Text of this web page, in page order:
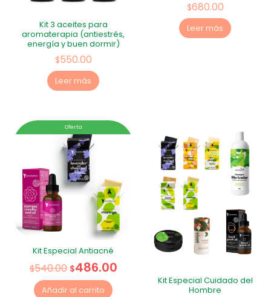
Kit 3 aceites para
aromaterapia (antiestrés,
energía y buen dormir)
$550.00
Leer más
$680.00
Leer más
Oferta
Kit Especial Antiacné
$540.00 $486.00
Añadir al carrito
Kit Especial Cuidado del
Hombre